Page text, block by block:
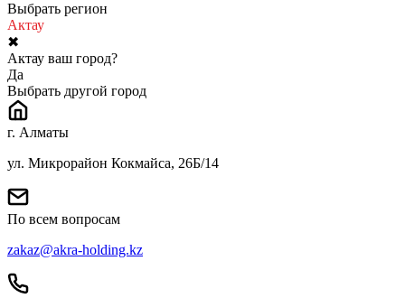
Выбрать регион
Актау
✖
Актау ваш город?
Да
Выбрать другой город
г. Алматы
ул. Микрорайон Кокмайса, 26Б/14
По всем вопросам
zakaz@akra-holding.kz